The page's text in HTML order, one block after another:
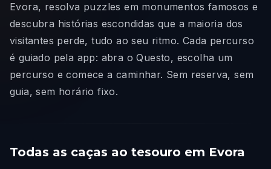
Evora, resolva puzzles em monumentos famosos e
descubra histórias escondidas que a maioria dos
visitantes perde, tudo ao seu ritmo. Cada percurso
é guiado pela app: abra o Questo, escolha um
percurso e comece a caminhar. Sem reserva, sem
guia, sem horário fixo.
Todas as caças ao tesouro em Evora